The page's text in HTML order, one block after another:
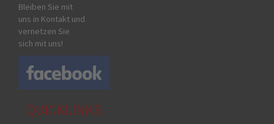
Bleiben Sie mit
uns in Kontakt und
vernetzen Sie
sich mit uns!
QUICKLINKS